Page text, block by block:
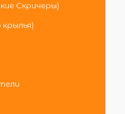
Скричеры)
крылья)